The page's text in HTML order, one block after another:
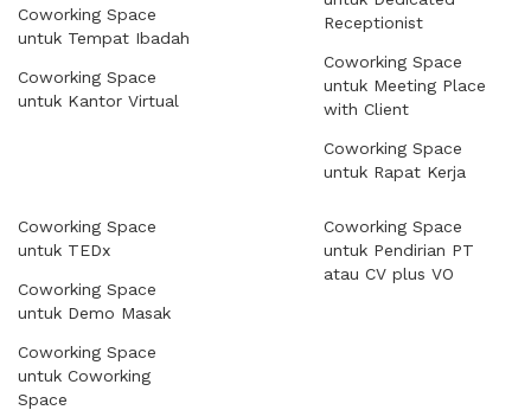
Coworking Space
untuk Tempat Ibadah
Coworking Space
untuk Kantor Virtual
Receptionist
Coworking Space
untuk Meeting Place
with Client
Coworking Space
untuk Rapat Kerja
Coworking Space
untuk TEDx
Coworking Space
untuk Demo Masak
Coworking Space
untuk Coworking
Space
Coworking Space
untuk Pendirian PT
atau CV plus VO